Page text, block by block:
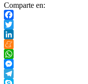
Comparte en:
Facebook
Twitter
LinkedIn
Meneame
WhatsApp
Messenger